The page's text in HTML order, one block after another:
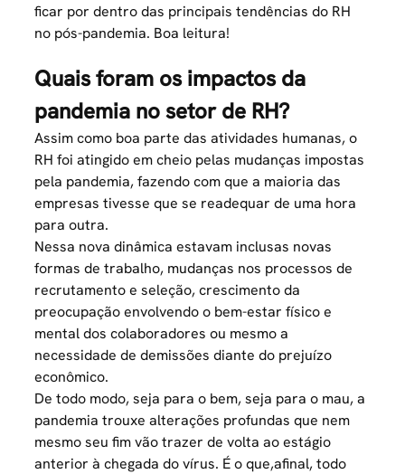
ficar por dentro das principais tendências do RH
no pós-pandemia. Boa leitura!
Quais foram os impactos da
pandemia no setor de RH?
Assim como boa parte das atividades humanas, o
RH foi atingido em cheio pelas mudanças impostas
pela pandemia, fazendo com que a maioria das
empresas tivesse que se readequar de uma hora
para outra.
Nessa nova dinâmica estavam inclusas novas
formas de trabalho, mudanças nos processos de
recrutamento e seleção, crescimento da
preocupação envolvendo o bem-estar físico e
mentaldos colaboradores ou mesmo a
necessidade de demissões diante do prejuízo
econômico.
De todo modo, seja para o bem, seja para o mau, a
pandemia trouxe alterações profundas que nem
mesmo seu fim vão trazer de volta ao estágio
anterior à chegada do vírus. É o que,afinal, todo